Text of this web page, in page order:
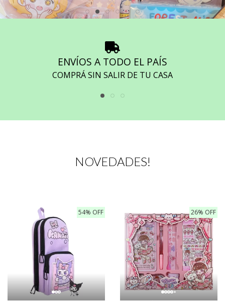
ENVÍOS A TODO EL PAÍS
COMPRÁ SIN SALIR DE TU CASA
NOVEDADES!
54% OFF 26% OFF